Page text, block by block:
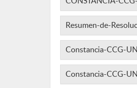
Resumen-de-
Constancia-CCG-
Constancia-CCG-